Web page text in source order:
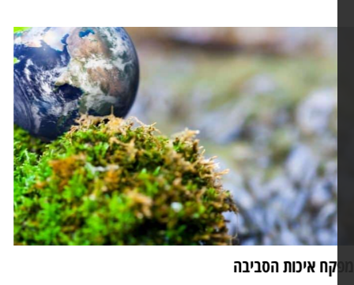
איכות סביבה